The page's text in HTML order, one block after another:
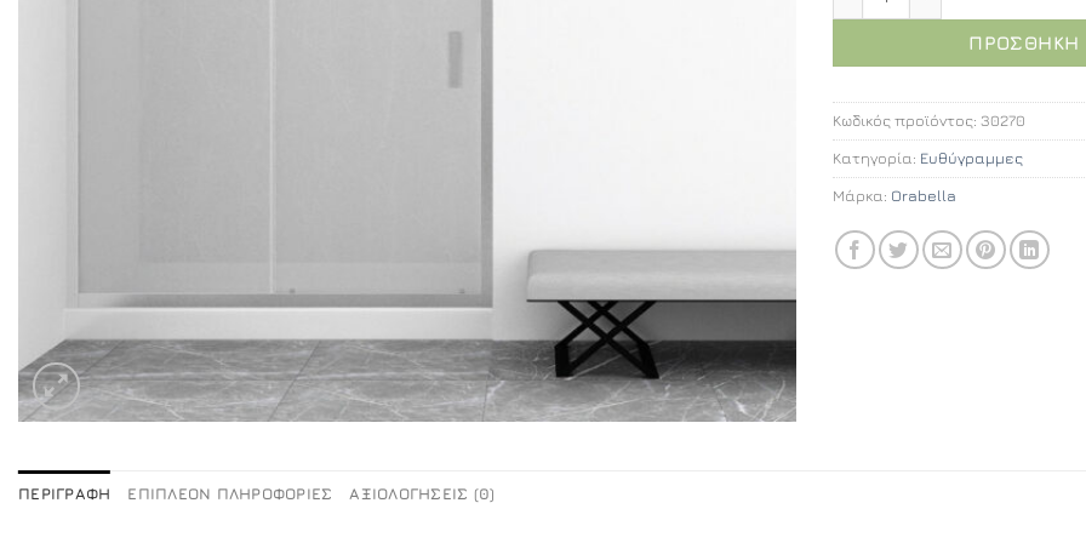
ΠΡΟΣΘΉΚΗ
Κωδικός προϊόντος: 30270
Κατηγορία: Ευθύγραμμες
Μάρκα: Orabella
ΠΕΡΙΓΡΑΦΉ ΕΠΙΠΛΈΟΝ ΠΛΗΡΟΦΟΡΊΕΣ ΑΞΙΟΛΟΓΉΣΕΙΣ (0)